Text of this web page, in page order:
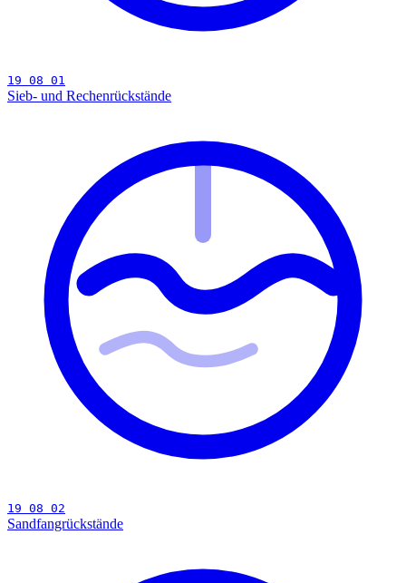
19 08 01
Sieb- und Rechenrückstände
19 08 02
Sandfangrückstände